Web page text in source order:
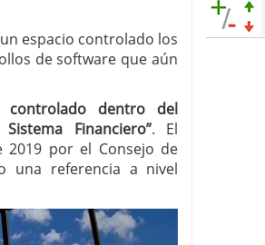
espacio controlado los
de software que aún
controlado dentro del
Financiero”. El
por el Consejo de
una referencia a nivel